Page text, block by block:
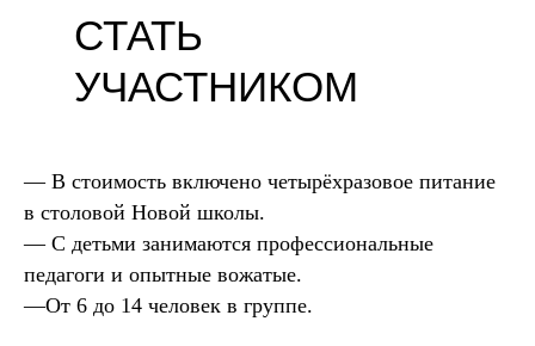
СТАТЬ
УЧАСТНИКОМ
— В стоимость включено четырёхразовое питание
в столовой Новой школы.
— С детьми занимаются профессиональные
педагоги и опытные вожатые.
—От 6 до 14 человек в группе.